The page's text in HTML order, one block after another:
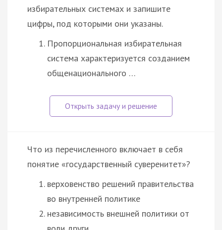
избирательных системах и запишите
цифры, под которыми они указаны.
Пропорциональная избирательная
система характеризуется созданием
общенационального …
Что из перечисленного включает в себя
понятие «государственный суверенитет»?
верховенство решений правительства
во внутренней политике
независимость внешней политики от